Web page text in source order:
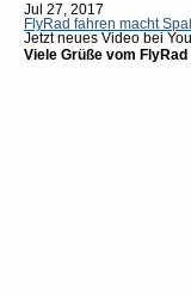
Jul 27, 2017
FlyRad fahren macht
Jetzt neues Video bei
Viele Grüße vom FlyRad